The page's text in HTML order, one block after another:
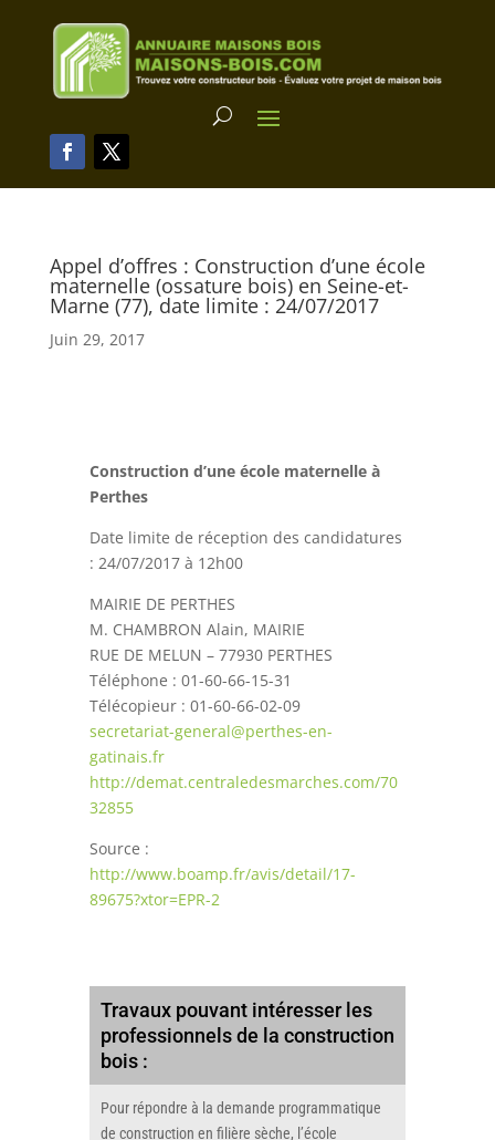
Appel d’offres : Construction d’une école
maternelle (ossature bois) en Seine-et-
Marne (77), date limite : 24/07/2017
Juin 29, 2017
Construction d’une école maternelle à
Perthes
Date limite de réception des candidatures
: 24/07/2017 à 12h00
MAIRIE DE PERTHES
M. CHAMBRON Alain, MAIRIE
RUE DE MELUN – 77930 PERTHES
Téléphone : 01-60-66-15-31
Télécopieur : 01-60-66-02-09
secretariat-general@perthes-en-
gatinais.fr
http://demat.centraledesmarches.com/70
32855
Source :
http://www.boamp.fr/avis/detail/17-
89675?xtor=EPR-2
Travaux pouvant intéresser les
professionnels de la construction
bois :
Pour répondre à la demande programmatique
de construction en filière sèche, l’école